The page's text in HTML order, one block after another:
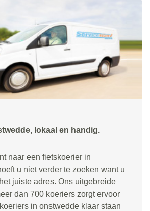
lokaal en handig.
naar een fietskoerier in
u niet verder te zoeken want u
juiste adres. Ons uitgebreide
dan 700 koeriers zorgt ervoor
in onstwedde klaar staan